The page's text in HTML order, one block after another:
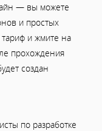
— вы можете
и простых
и жмите на
прохождения
создан
по разработке